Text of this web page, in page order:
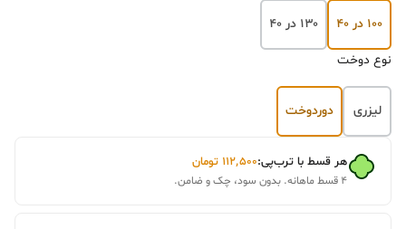
۱۰۰ در ۴۰ ۱۳۰ در ۴۰
نوع دوخت
لیزری دوردوخت
هر قسط با ترب‌پی:۱۱۲٬۵۰۰ تومان
۴ قسط ماهانه. بدون سود، چک و ضامن.